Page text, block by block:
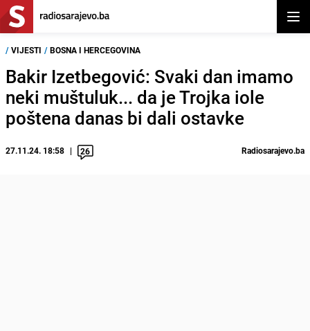
/ VIJESTI / BOSNA I HERCEGOVINA
Bakir Izetbegović: Svaki dan imamo
neki muštuluk... da je Trojka iole
poštena danas bi dali ostavke
27.11.24. 18:58 26 Radiosarajevo.ba